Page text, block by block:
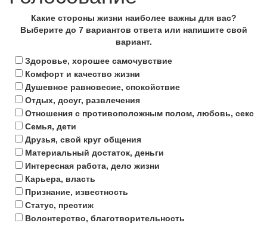
Какие стороны жизни наиболее важны для вас?
Выберите до 7 вариантов ответа или напишите свой
вариант.
Здоровье, хорошее самочувствие
Комфорт и качество жизни
Душевное равновесие, спокойствие
Отдых, досуг, развлечения
Отношения с противоположным полом, любовь, секс
Семья, дети
Друзья, свой круг общения
Материальный достаток, деньги
Интересная работа, дело жизни
Карьера, власть
Признание, известность
Статус, престиж
Волонтерство, благотворительность